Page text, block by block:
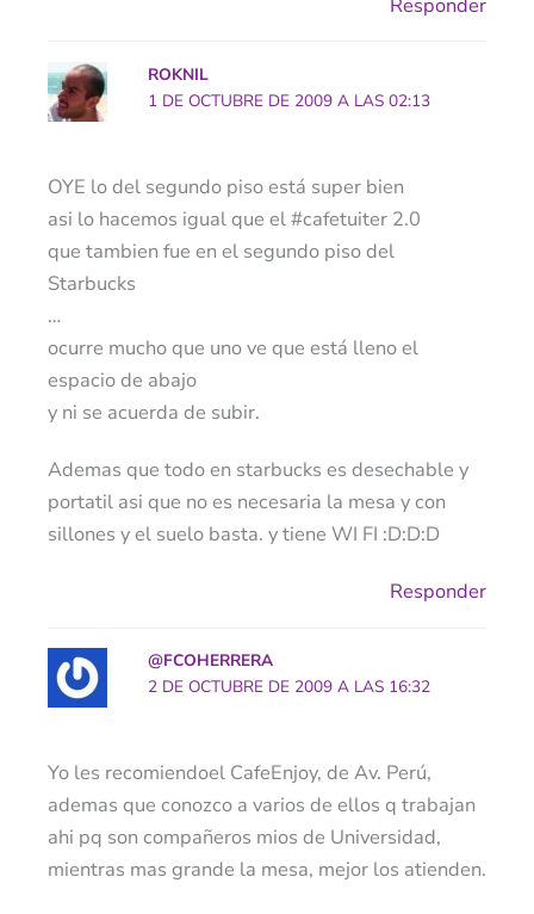
ROKNIL
1 DE OCTUBRE DE 2009 A LAS 02:13
OYE lo del segundo piso está super bien
asi lo hacemos igual que el #cafetuiter 2.0
que tambien fue en el segundo piso del
Starbucks
…
ocurre mucho que uno ve que está lleno el
espacio de abajo
y ni se acuerda de subir.
Ademas que todo en starbucks es desechable y
portatil asi que no es necesaria la mesa y con
sillones y el suelo basta. y tiene WI FI :D:D:D
Responder
@FCOHERRERA
2 DE OCTUBRE DE 2009 A LAS 16:32
Yo les recomiendoel CafeEnjoy, de Av. Perú,
ademas que conozco a varios de ellos q trabajan
ahi pq son compañeros mios de Universidad,
mientras mas grande la mesa, mejor los atienden.